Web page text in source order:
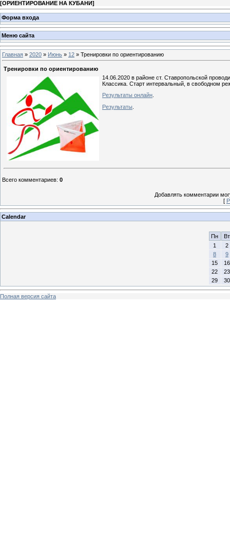
[ОРИЕНТИРОВАНИЕ НА КУБАНИ]
Форма входа
Меню сайта
Главная » 2020 » Июнь » 12 » Тренировки по ориентированию
Тренировки по ориентированию
14.06.2020 в районе ст. Ставропольской
Классика. Старт интервальный, в свободном
Результаты онлайн
Результаты
Всего комментариев: 0
Добавлять комментарии
[
Calendar
Пн
Вт
1
2
8
9
15
16
22
23
29
30
Полная версия сайта